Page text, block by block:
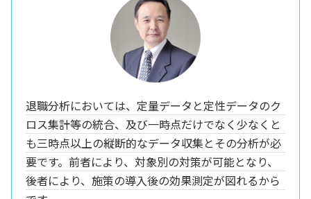
退職分析においては、定量データと定性データのク
ロス集計等の統合、及び一時点だけでなく少なくと
も三時点以上の縦断的なデータ収集とその分析が必
要です。前者により、対象別の対策が可能となり、
後者により、施策の導入後の効果測定が図れるから